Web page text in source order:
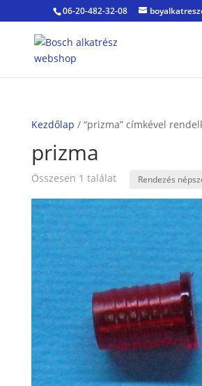
06-20-482-32-08
Kezdőlap / “prizma” címkével
prizma
Összesen 1 találat